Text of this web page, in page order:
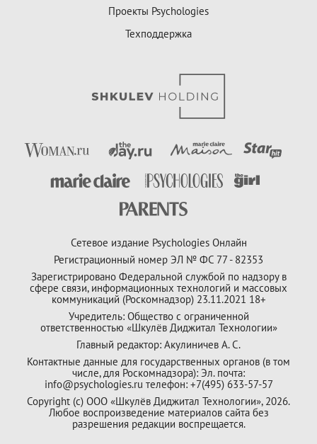
Проекты Psychologies
Техподдержка
Сетевое издание Psychologies Онлайн
Регистрационный номер ЭЛ № ФС 77 - 82353
Зарегистрировано Федеральной службой по надзору в
сфере связи, информационных технологий и массовых
коммуникаций (Роскомнадзор) 23.11.2021 18+
Учредитель: Общество с ограниченной
ответственностью «Шкулёв Диджитал Технологии»
Главный редактор: Акулиничев А. С.
Контактные данные для государственных органов (в том
числе, для Роскомнадзора): Эл. почта:
info@psychologies.ru телефон: +7(495) 633-57-57
Copyright (с) ООО «Шкулёв Диджитал Технологии», 2026.
Любое воспроизведение материалов сайта без
разрешения редакции воспрещается.